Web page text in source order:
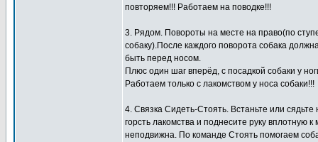
повторяем!!! Работаем на поводке!!!
3. Рядом. Повороты на месте на право(по
собаку).После каждого поворота собака
быть перед носом.
Плюс один шаг вперёд, с посадкой собаки у
Работаем только с лакомством у носа собаки!!!
4. Связка Сидеть-Стоять. Встаньте или
горсть лакомства и поднесите руку вплотную
неподвижна. По команде Стоять помогаем